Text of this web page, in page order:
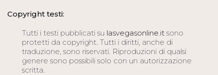
Copyright testi:
Tutti i testi pubblicati su lasvegasonline.it sono
protetti da copyright. Tutti i diritti, anche di
traduzione, sono riservati. Riproduzioni di qualsi
genere sono possibili solo con un autorizzazione
scritta.